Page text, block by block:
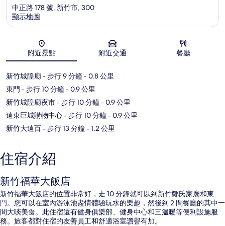
地圖
中正路 178 號, 新竹市, 300
顯示地圖
附近景點 附近交通 餐廳
新竹城隍廟 - 步行 9 分鐘- 0.8 公里
東門 - 步行 10 分鐘- 0.9 公里
新竹城隍廟夜市- 步行 10 分鐘- 0.9 公里
遠東巨城購物中心- 步行 10 分鐘- 0.9 公里
新竹大遠百- 步行 13 分鐘- 1.2 公里
住宿介紹
新竹福華大飯店
新竹福華大飯店的位置非常好，走 10 分鐘就可以到新竹鄭氏家廟和東
門。您可以在室內游泳池盡情體驗玩水的樂趣，然後到 2 間餐廳的其中一
間大啖美食。此住宿還有健身俱樂部、健身中心和三溫暖等便利設施服
務。旅客都對住宿的友善員工和舒適浴室讚譽有加。